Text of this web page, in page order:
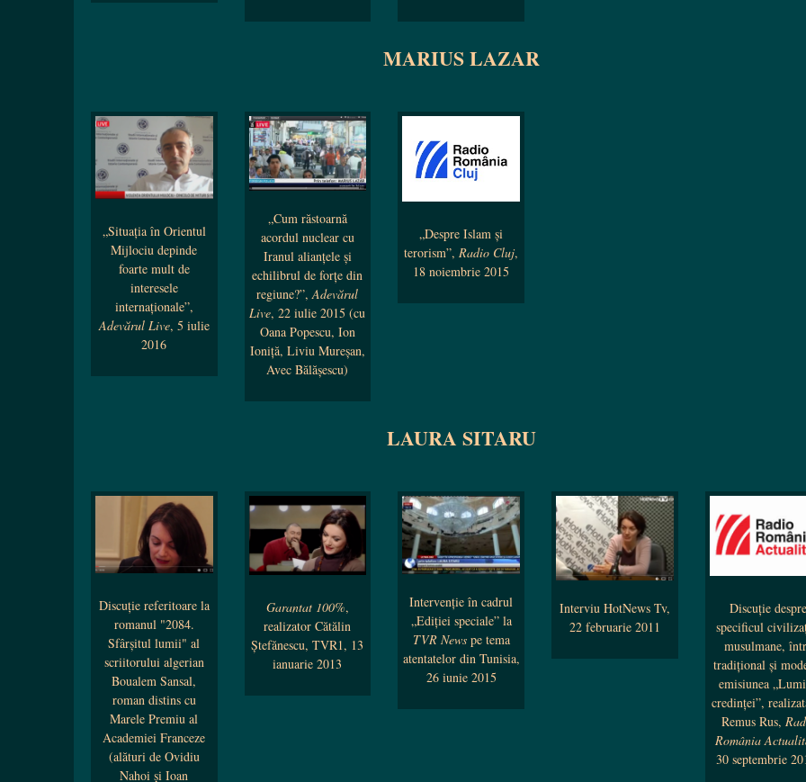
MARIUS LAZAR
„Situația în Orientul
Mijlociu depinde
foarte mult de
interesele
internaționale”,
Adevărul Live, 5 iulie
2016
„Cum răstoarnă
acordul nuclear cu
Iranul alianțele și
echilibrul de forțe din
regiune?”,Adevărul
Live, 22 iulie 2015 (cu
Oana Popescu, Ion
Ioniță, Liviu Mureșan,
Avec Bălășescu)
„Despre Islam și
terorism”, Radio Cluj,
18 noiembrie 2015
LAURA SITARU
Discuţie referitoare la
romanul "2084.
Sfârşitul lumii" al
scriitorului algerian
Boualem Sansal,
roman distins cu
Marele Premiu al
Academiei Franceze
(alături de Ovidiu
Nahoi şi Ioan
Garantat 100%,
realizator Cătălin
Ştefănescu, TVR1, 13
ianuarie 2013
Intervenţie în cadrul
„Ediţiei speciale” la
TVR Newspe tema
atentatelor din Tunisia,
26 iunie 2015
Interviu HotNews Tv,
22 februarie 2011
Discuție
specificul
musulmane,
tradiţional şi
emisiunea
credinţei”,
Remus Rus,
România
30 septembrie